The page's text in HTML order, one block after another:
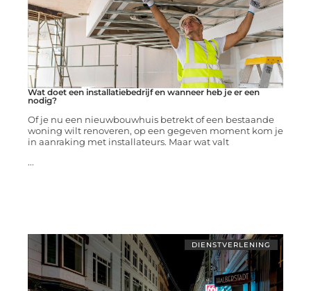
Wat doet een installatiebedrijf en wanneer heb je er een
nodig?
Of je nu een nieuwbouwhuis betrekt of een bestaande
woning wilt renoveren, op een gegeven moment kom je
in aanraking met installateurs. Maar wat valt
...
DIENSTVERLENING